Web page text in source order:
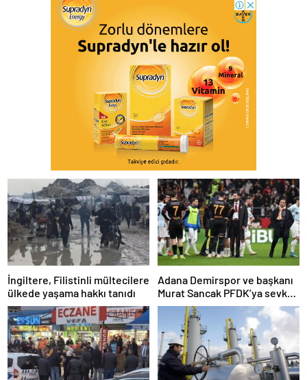
İngiltere, Filistinli mültecilere
ülkede yaşama hakkı tanıdı
Adana Demirspor ve başkanı
Murat Sancak PFDK’ya sevk
edildi